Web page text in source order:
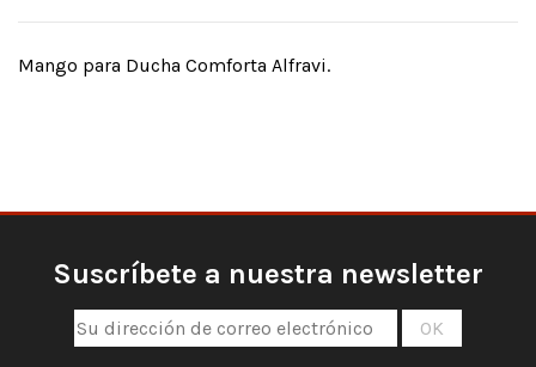
Mango para Ducha Comforta Alfravi.
Suscríbete a nuestra newsletter